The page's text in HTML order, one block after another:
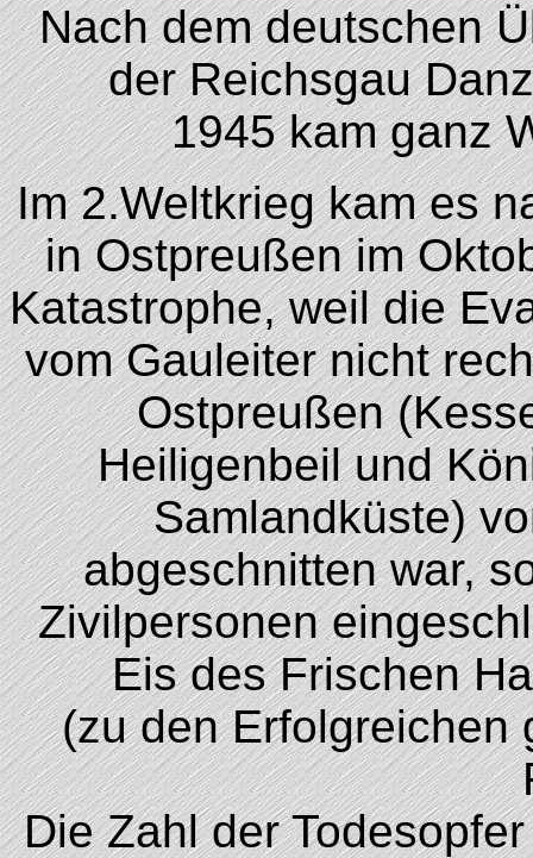
Nach dem deutschen
der Reichsgau
1945 kam ganz
Im 2.Weltkrieg kam es
in Ostpreußen im
Katastrophe, weil die
vom Gauleiter nicht
Ostpreußen
Heiligenbeil und
Samlandküste)
abgeschnitten war,
Zivilpersonen
Eis des Frischen
(zu den Erfolgreichen
Die Zahl der